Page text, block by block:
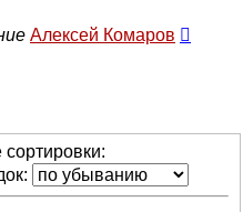
Алексей Комаров
сортировки: